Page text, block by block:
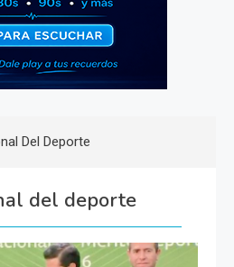
Del Deporte
del deporte